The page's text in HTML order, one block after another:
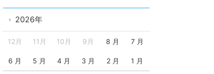
2026年
12月 11月 10月 9月 8 月 7 月
6 月 5 月 4 月 3 月 2 月 1 月